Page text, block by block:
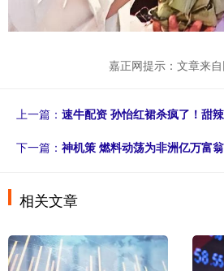
嘉正网提示：文章来
上一篇： 速牛配资 孙怡红裙杀疯了！甜
下一篇： 神机策 燃料动荡为非洲亿万富
相关文章